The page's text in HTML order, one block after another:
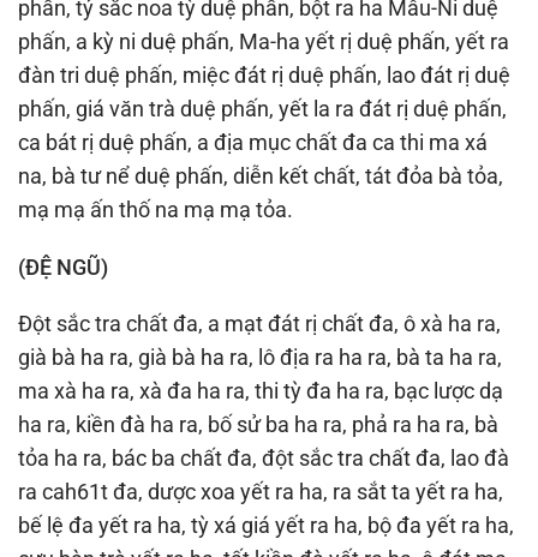
phấn, tỷ sắc noa tỳ duệ phấn, bột ra ha Mâu-Ni duệ
phấn, a kỳ ni duệ phấn, Ma-ha yết rị duệ phấn, yết ra
đàn tri duệ phấn, miệc đát rị duệ phấn, lao đát rị duệ
phấn, giá văn trà duệ phấn, yết la ra đát rị duệ phấn,
ca bát rị duệ phấn, a địa mục chất đa ca thi ma xá
na, bà tư nể duệ phấn, diễn kết chất, tát đỏa bà tỏa,
mạ mạ ấn thố na mạ mạ tỏa.
(ÐỆ NGŨ)
Ðột sắc tra chất đa, a mạt đát rị chất đa, ô xà ha ra,
già bà ha ra, già bà ha ra, lô địa ra ha ra, bà ta ha ra,
ma xà ha ra, xà đa ha ra, thi tỳ đa ha ra, bạc lược dạ
ha ra, kiền đà ha ra, bố sử ba ha ra, phả ra ha ra, bà
tỏa ha ra, bác ba chất đa, đột sắc tra chất đa, lao đà
ra cah61t đa, dược xoa yết ra ha, ra sắt ta yết ra ha,
bế lệ đa yết ra ha, tỳ xá giá yết ra ha, bộ đa yết ra ha,